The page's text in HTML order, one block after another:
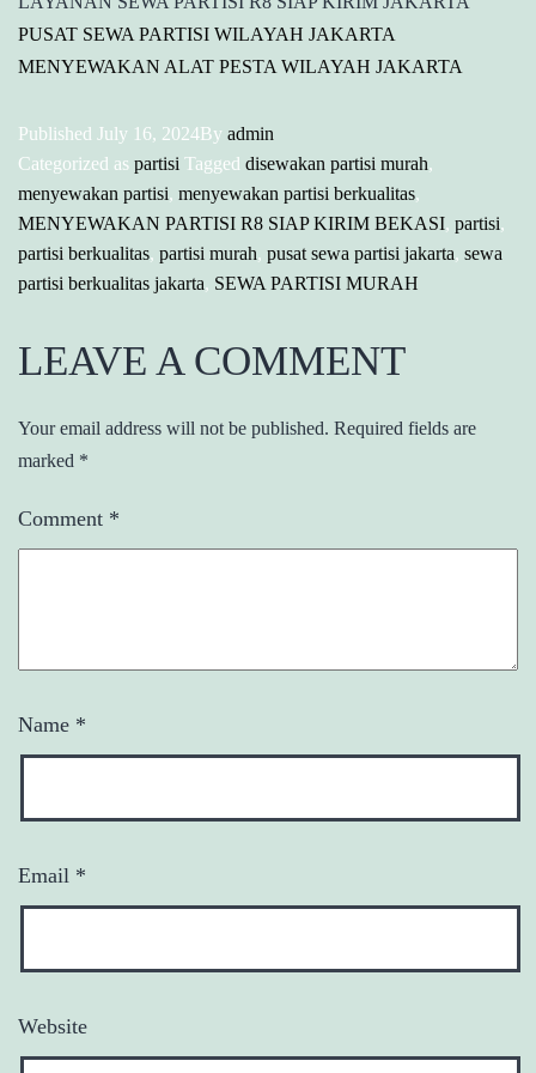
PUSAT SEWA PARTISI WILAYAH JAKARTA
MENYEWAKAN ALAT PESTA WILAYAH JAKARTA
Published July 16, 2024By admin
Categorized as partisi Tagged disewakan partisi murah,
menyewakan partisi, menyewakan partisi berkualitas,
MENYEWAKAN PARTISI R8 SIAP KIRIM BEKASI, partisi,
partisi berkualitas, partisi murah, pusat sewa partisi jakarta, sewa
partisi berkualitas jakarta, SEWA PARTISI MURAH
LEAVE A COMMENT
Your email address will not be published. Required fields are
marked *
Comment *
Name *
Email *
Website